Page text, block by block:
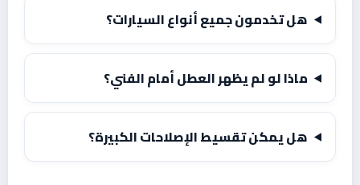
هل تخدمون جميع أنواع السيارات؟
ماذا لو لم يظهر العطل أمام الفني؟
هل يمكن تقسيط الإصلاحات الكبيرة؟